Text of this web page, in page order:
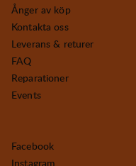
Ånger av köp
Kontakta oss
Leverans & returer
FAQ
Reparationer
Events
Facebook
Instagram